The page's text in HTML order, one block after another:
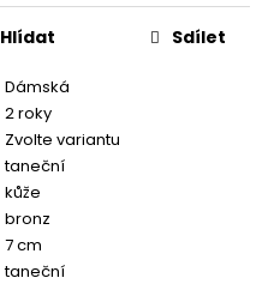
Dámská
2 roky
Zvolte variantu
taneční
kůže
bronz
7 cm
taneční
Hlídat Sdílet